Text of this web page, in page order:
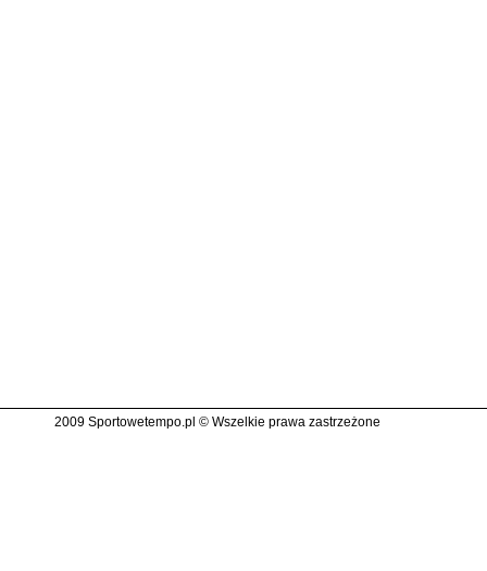
2009 Sportowetempo.pl © Wszelkie prawa zastrzeżone